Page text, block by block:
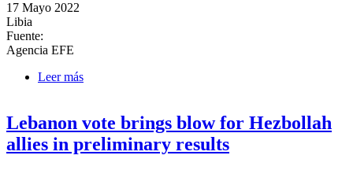
17 Mayo 2022
Libia
Fuente:
Agencia EFE
Leer más
Lebanon vote brings blow for Hezbollah
allies in preliminary results